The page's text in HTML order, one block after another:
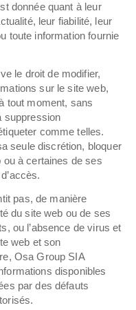
donnée quant à leur
leur fiabilité, leur
toute information fournie
le droit de modifier,
sur le site web,
tout moment, sans
suppression
comme telles.
seule discrétion, bloquer
ou à certaines de ses
pas, de manière
du site web ou de ses
ou l’absence de virus et
web et son
Osa Group SIA
disponibles
par des défauts